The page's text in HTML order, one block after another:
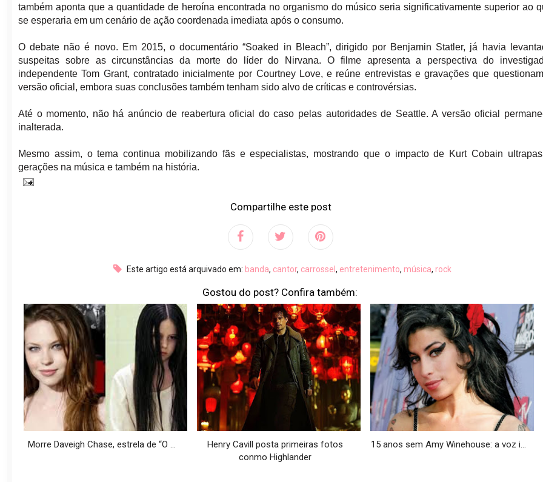
também aponta que a quantidade de heroína encontrada no organismo do músico seria significativamente superior ao
se esperaria em um cenário de ação coordenada imediata após o consumo.
O debate não é novo. Em 2015, o documentário “Soaked in Bleach”, dirigido por Benjamin Statler, já havia
suspeitas sobre as circunstâncias da morte do líder do Nirvana. O filme apresenta a perspectiva do
independente Tom Grant, contratado inicialmente por Courtney Love, e reúne entrevistas e gravações que
versão oficial, embora suas conclusões também tenham sido alvo de críticas e controvérsias.
Até o momento, não há anúncio de reabertura oficial do caso pelas autoridades de Seattle. A versão oficial
inalterada.
Mesmo assim, o tema continua mobilizando fãs e especialistas, mostrando que o impacto de Kurt Cobain
gerações na música e também na história.
Compartilhe este post
Este artigo está arquivado em: banda, cantor, carrossel, entretenimento,música,rock
Gostou do post? Confira também:
Morre Daveigh Chase, estrela de “O ...
Henry Cavill posta primeiras fotos
conmo Highlander
15 anos sem Amy Winehouse: a voz i...